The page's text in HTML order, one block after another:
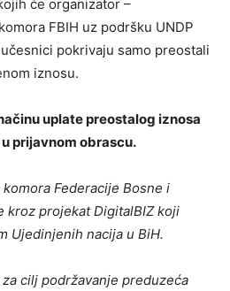
će organizator –
FBIH uz podršku UNDP
pokrivaju samo preostali
iznosu.
uplate preostalog iznosa
prijavnom obrascu.
Federacije Bosne i
kroz projekat DigitalBIZ koji
Ujedinjenih nacija u BiH.
za cilj podržavanje preduzeća